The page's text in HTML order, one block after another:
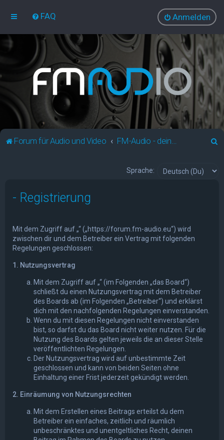
FAQ Anmelden
Forum für Audio und Video
Sprache:
- Registrierung
Mit dem Zugriff auf „“ („https://forum.fm-audio.eu“) wird
zwischen dir und dem Betreiber ein Vertrag mit folgenden
Regelungen geschlossen:
1. Nutzungsvertrag
Mit dem Zugriff auf „“ (im Folgenden „das Board“)
schließt du einen Nutzungsvertrag mit dem Betreiber
des Boards ab (im Folgenden „Betreiber“) und erklärst
dich mit den nachfolgenden Regelungen einverstanden.
Wenn du mit diesen Regelungen nicht einverstanden
bist, so darfst du das Board nicht weiter nutzen. Für die
Nutzung des Boards gelten jeweils die an dieser Stelle
veröffentlichten Regelungen.
Der Nutzungsvertrag wird auf unbestimmte Zeit
geschlossen und kann von beiden Seiten ohne
Einhaltung einer Frist jederzeit gekündigt werden.
2. Einräumung von Nutzungsrechten
Mit dem Erstellen eines Beitrags erteilst du dem
Betreiber ein einfaches, zeitlich und räumlich
unbeschränktes und unentgeltliches Recht, deinen